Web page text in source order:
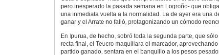
pero inesperado la pasada semana en Logroño- que
una inmediata vuelta a la normalidad. La de ayer era una
ganar y el Arrate no falló, protagonizando un cómodo
En Ipurua, de hecho, sobró toda la segunda parte, que
recta final, el Teucro maquillara el marcador,
partido ganado, sentara en el banquillo a los pesos